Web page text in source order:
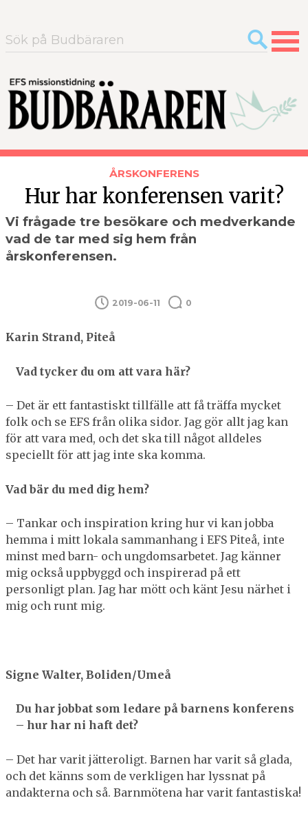
Sök
efter:
ÅRSKONFERENS
Hur har konferensen varit?
Vi frågade tre besökare och medverkande
vad de tar med sig hem från
årskonferensen.
2019-06-11 0
Karin Strand, Piteå
Vad tycker du om att vara här?
– Det är ett fantastiskt tillfälle att få träffa mycket
folk och se EFS från olika sidor. Jag gör allt jag kan
för att vara med, och det ska till något alldeles
speciellt för att jag inte ska komma.
Vad bär du med dig hem?
– Tankar och inspiration kring hur vi kan jobba
hemma i mitt lokala sammanhang i EFS Piteå, inte
minst med barn- och ungdomsarbetet. Jag känner
mig också uppbyggd och inspirerad på ett
personligt plan. Jag har mött och känt Jesu närhet i
mig och runt mig.
Signe Walter, Boliden/Umeå
Du har jobbat som ledare på barnens konferens
– hur har ni haft det?
– Det har varit jätteroligt. Barnen har varit så glada,
och det känns som de verkligen har lyssnat på
andakterna och så. Barnmötena har varit fantastiska!